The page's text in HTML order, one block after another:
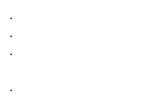
.
.
.
.